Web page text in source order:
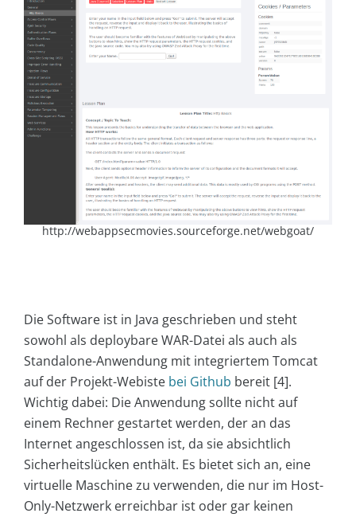
http://webappsecmovies.sourceforge.net/webgoat/
Die Software ist in Java geschrieben und steht
sowohl als deploybare WAR-Datei als auch als
Standalone-Anwendung mit integriertem Tomcat
auf der Projekt-Webiste bei Github bereit [4].
Wichtig dabei: Die Anwendung sollte nicht auf
einem Rechner gestartet werden, der an das
Internet angeschlossen ist, da sie absichtlich
Sicherheitslücken enthält. Es bietet sich an, eine
virtuelle Maschine zu verwenden, die nur im Host-
Only-Netzwerk erreichbar ist oder gar keinen